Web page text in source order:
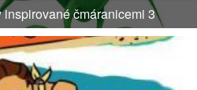
čmáranicemi 3